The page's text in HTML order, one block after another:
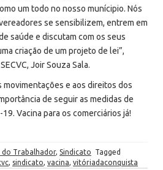
um todo no nosso munícipio. Nós
se sensibilizem, entrem em
saúde e discutam com os seus
criação de um projeto de lei”,
Joir Souza Sala.
movimentações e aos direitos dos
de seguir as medidas de
Vacina para os comerciários já!
do Trabalhador, Sindicato
Tagged
, sindicato, vacina, vitóriadaconquista